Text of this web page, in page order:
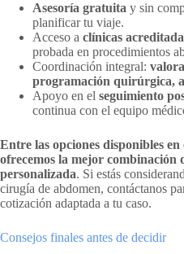
Asesoría gratuita y sin
planificar tu viaje.
Acceso a clínicas
probada en procedimientos
Coordinación integral:
programación quirúrgica,
Apoyo en el seguimiento
continua con el equipo
Entre las opciones disponibles
ofrecemos la mejor combinación
personalizada. Si estás
cirugía de abdomen, contáctanos
cotización adaptada a tu caso.
Consejos finales antes de decidir